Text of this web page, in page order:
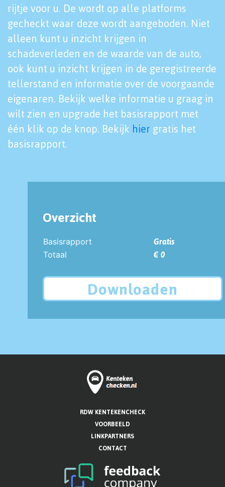
rijtje voor u. De wordt op alle platforms
gecheckt waar deze wordt aangeboden. Niet
alleen kunt u inzicht krijgen in
schadeverleden en de waarde van de auto,
ook kunt u inzicht krijgen in de geregistreerde
tellerstand en informatie over de voorgaande
eigenaren. Bekijk welke informatie u graag in
wilt zien en upgrade het basisrapport met
één klik op de knop. Bekijk hier gratis het
basisrapport.
Overzicht
Basisrapport
Gratis
Totaal
€ 0
Downloaden
RDW KENTEKENCHECK
VOORBEELD
LINKPARTNERS
CONTACT